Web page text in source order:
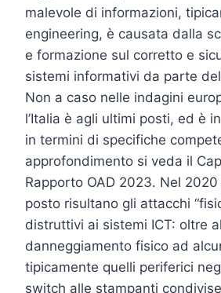
malevole di informazioni,
engineering, è causata dalla
e formazione sul corretto e
sistemi informativi da parte
Non a caso nelle indagini
l’Italia è agli ultimi posti, ed è
in termini di specifiche
approfondimento si veda il
Rapporto OAD 2023. Nel
posto risultano gli attacchi
distruttivi ai sistemi ICT: oltre
danneggiamento fisico ad
tipicamente quelli periferici
switch alle stampanti